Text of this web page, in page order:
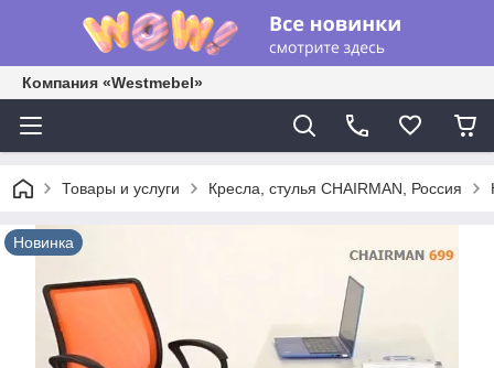
Компания «Westmebel»
Товары и услуги Кресла, стулья CHAIRMAN, Россия
Новинка